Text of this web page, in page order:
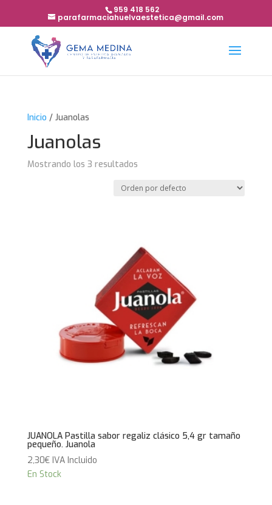
959 418 562
parafarmaciahuelvaestetica@gmail.com
Inicio / Juanolas
Juanolas
Mostrando los 3 resultados
JUANOLA Pastilla sabor regaliz clásico 5,4 gr tamaño
pequeño. Juanola
2,30€ IVA Incluido
En Stock